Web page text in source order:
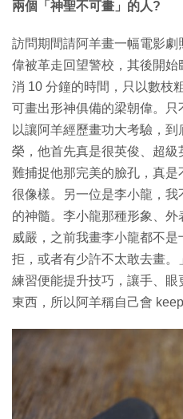
兩個「神聖不可畫」的人?
訪問期間請阿羊畫一幅電影
偉被革走回望警校，其後開
消 10 分鐘的時間，只以數枝
可畫出形神俱備的梁朝偉。
以讓阿羊經歷畫功大考驗，
榮，他首先真是很英俊、超
難捕捉他那完美的臉孔，真
很像樣。另一位是李小龍，
的神髓。李小龍那種形象、外
威嚴，之前我畫李小龍都不
拒，或者有少許不太敢去畫
練習便能提升技巧，讓手、
東西，所以阿羊稱自己會